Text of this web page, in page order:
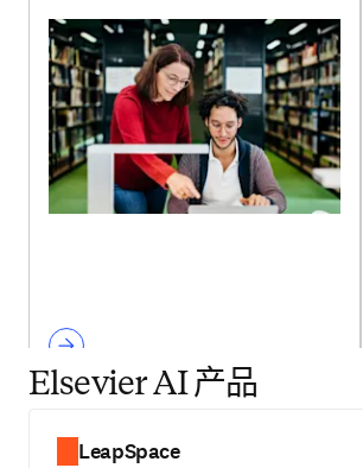
Elsevier AI 产品
LeapSpace